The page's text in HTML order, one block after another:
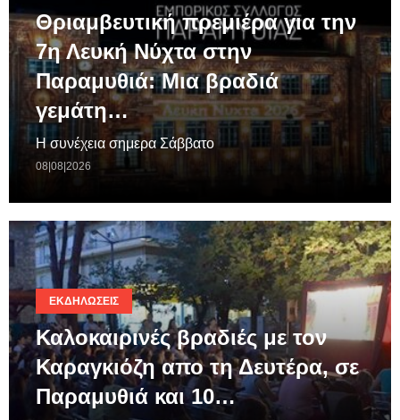
Θριαμβευτική πρεμιέρα για την
7η Λευκή Νύχτα στην
Παραμυθιά: Μια βραδιά
γεμάτη…
Η συνέχεια σημερα Σάββατο
08|08|2026
ΕΚΔΗΛΏΣΕΙΣ
Καλοκαιρινές βραδιές με τον
Καραγκιόζη απο τη Δευτέρα, σε
Παραμυθιά και 10…